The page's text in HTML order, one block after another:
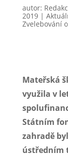
autor:
2019|
Zvelebování
Mateřská
využila v
Státním
zahradě
ústředním